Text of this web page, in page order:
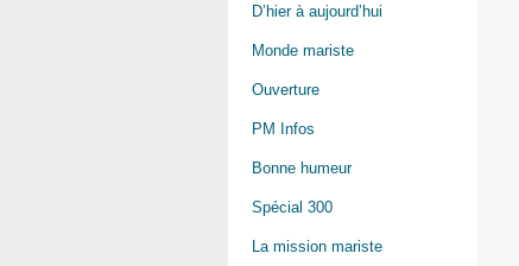
D’hier à aujourd’hui
Monde mariste
Ouverture
PM Infos
Bonne humeur
Spécial 300
La mission mariste